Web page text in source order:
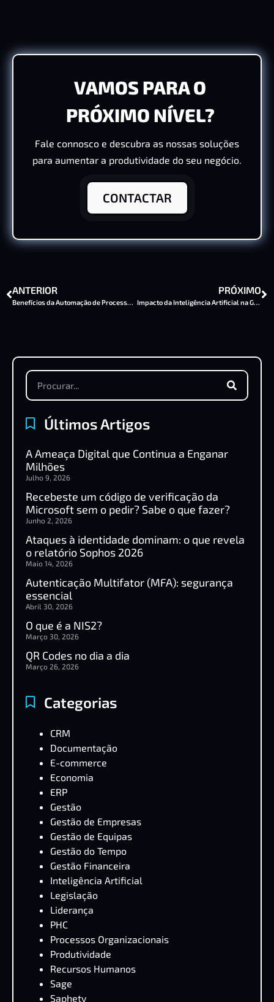
VAMOS PARA O
PRÓXIMO NÍVEL?
Fale connosco e descubra as nossas soluções
para aumentar a produtividade do seu negócio.
CONTACTAR
ANTERIOR PRÓXIMO
Impacto da Inteligência Artificial na Gestão Empresarial
Últimos Artigos
A Ameaça Digital que Continua a Enganar
Milhões
Julho 9, 2026
Recebeste um código de verificação da
Microsoft sem o pedir? Sabe o que fazer?
Junho 2, 2026
Ataques à identidade dominam: o que revela
o relatório Sophos 2026
Maio 14, 2026
Autenticação Multifator (MFA): segurança
essencial
Abril 30, 2026
O que é a NIS2?
Março 30, 2026
QR Codes no dia a dia
Março 26, 2026
Categorias
CRM
Documentação
E-commerce
Economia
ERP
Gestão
Gestão de Empresas
Gestão de Equipas
Gestão do Tempo
Gestão Financeira
Inteligência Artificial
Legislação
Liderança
PHC
Processos Organizacionais
Produtividade
Recursos Humanos
Sage
Saphety